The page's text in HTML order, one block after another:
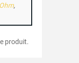
,
produit.